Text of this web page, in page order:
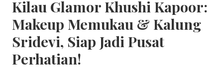
Kilau Glamor Khushi Kapoor:
Makeup Memukau & Kalung
Sridevi, Siap Jadi Pusat
Perhatian!